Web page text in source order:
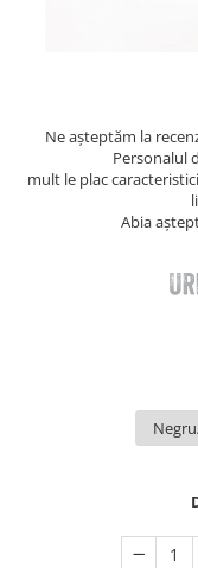
Ne așteptăm la
Personalul
mult le plac
Abia